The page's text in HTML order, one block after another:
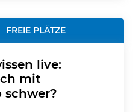
FREIE PLÄTZE
live:
mit
schwer?